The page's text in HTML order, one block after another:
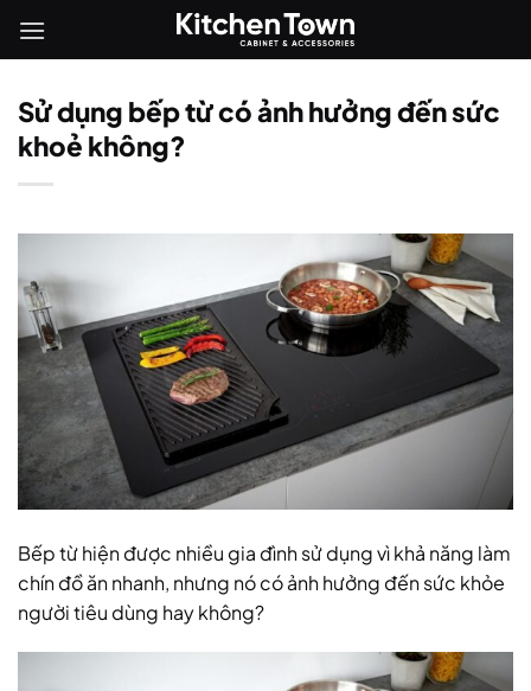
qua
dung
Sử dụng bếp từ có ảnh hưởng đến sức
khoẻ không?
Bếp từ hiện được nhiều gia đình sử dụng vì khả năng làm
chín đồ ăn nhanh, nhưng nó có ảnh hưởng đến sức khỏe
người tiêu dùng hay không?